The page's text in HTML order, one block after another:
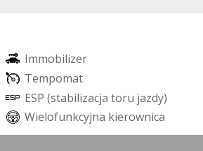
Immobilizer
Tempomat
ESP (stabilizacja toru jazdy)
Wielofunkcyjna kierownica